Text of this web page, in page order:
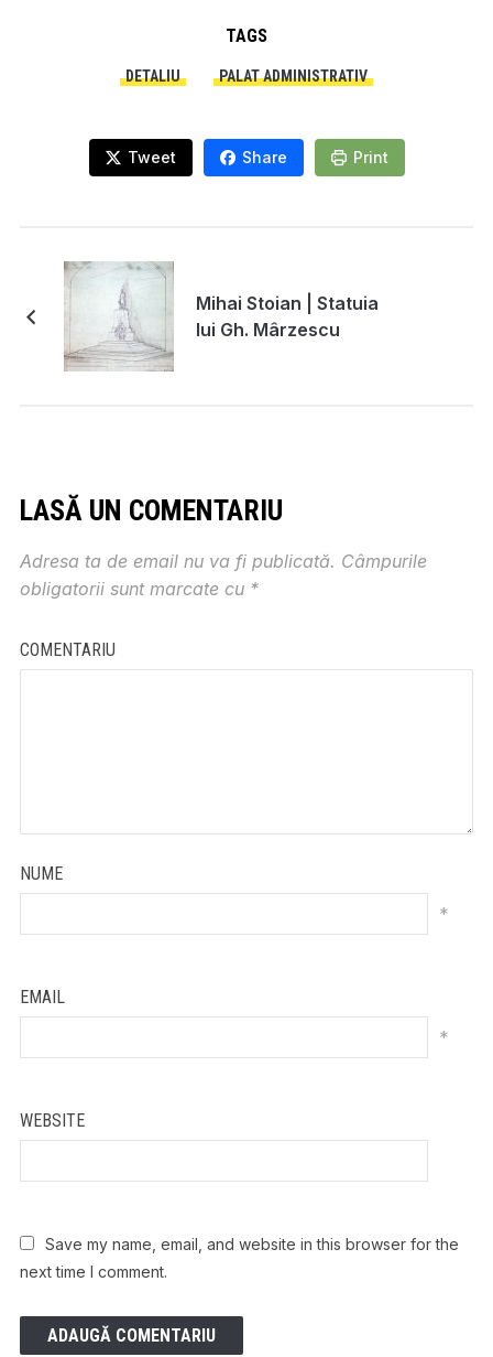
TAGS
DETALIU PALAT ADMINISTRATIV
Tweet Share Print
Mihai Stoian | Statuia
lui Gh. Mârzescu
LASĂ UN COMENTARIU
Adresa ta de email nu va fi publicată. Câmpurile
obligatorii sunt marcate cu *
COMENTARIU
NUME
*
EMAIL
*
WEBSITE
Save my name, email, and website in this browser for the
next time I comment.